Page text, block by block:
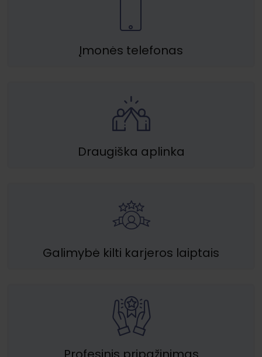
Įmonės telefonas
Draugiška aplinka
Galimybė kilti karjeros laiptais